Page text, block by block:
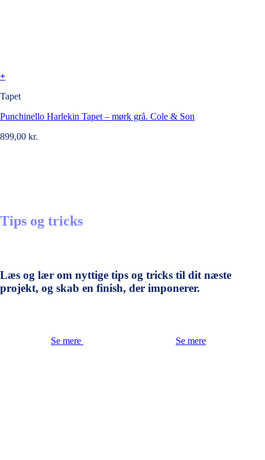
+
Tapet
Punchinello Harlekin Tapet – mørk grå. Cole & Son
899,00 kr.
Tips og tricks
Læs og lær om nyttige tips og tricks til dit næste
projekt, og skab en finish, der imponerer.
Se mere Se mere